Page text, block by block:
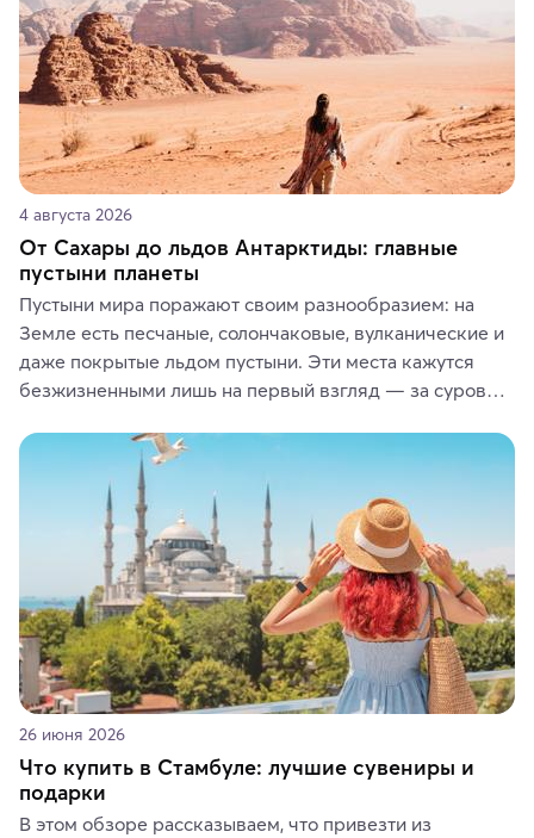
4 августа 2026
От Сахары до льдов Антарктиды: главные
пустыни планеты
Пустыни мира поражают своим разнообразием: на
Земле есть песчаные, солончаковые, вулканические и
даже покрытые льдом пустыни. Эти места кажутся
безжизненными лишь на первый взгляд — за суровой
животные и маршруты, которые дарят одни из самых
ярких впечатлений от путешествий.
26 июня 2026
Что купить в Стамбуле: лучшие сувениры и
подарки
В этом обзоре рассказываем, что привезти из